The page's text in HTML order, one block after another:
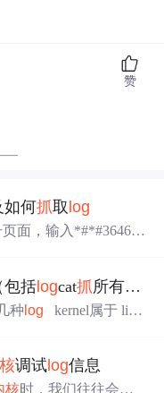
赞
如何抓取 log
面，输入*#*#364663
的log删除掉，在进行
0/de
包括logcat抓 所有非
种 log kernel属于 linu
端中设置对应的
调试log信息
核时，我们往往会通